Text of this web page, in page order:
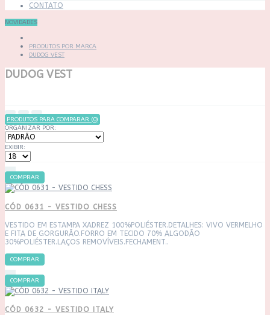
CONTATO
NOVIDADES
PRODUTOS POR MARCA
DUDOG VEST
DUDOG VEST
PRODUTOS PARA COMPARAR (0)
ORGANIZAR POR:
EXIBIR:
COMPRAR
CÓD 0631 - VESTIDO CHESS
VESTIDO EM ESTAMPA XADREZ 100%POLIÉSTER.DETALHES: VIVO VERMELHO
E FITA DE GORGURÃO.FORRO EM TECIDO 70% ALGODÃO
30%POLIÉSTER.LAÇOS REMOVÍVEIS.FECHAMENT..
COMPRAR
COMPRAR
CÓD 0632 - VESTIDO ITALY